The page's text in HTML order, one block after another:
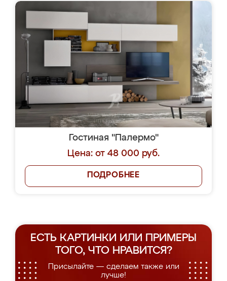
Гостиная "Палермо"
Цена: от 48 000 руб.
ПОДРОБНЕЕ
ЕСТЬ КАРТИНКИ ИЛИ ПРИМЕРЫ
ТОГО, ЧТО НРАВИТСЯ?
Присылайте — сделаем также или
лучше!